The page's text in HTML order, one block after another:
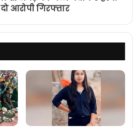
आरोपी गिरफ्तार